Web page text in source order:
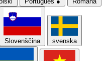
Slovenščina svenska